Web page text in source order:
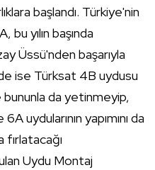
başlandı. Türkiye'nin
yılın başında
Üssü'nden başarıyla
ise Türksat 4B uydusu
da yetinmeyip,
uydularının yapımını da
fırlatacağı
Uydu Montaj